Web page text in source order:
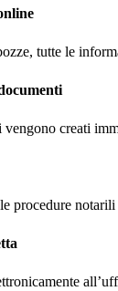
tutte le
creati
procedure